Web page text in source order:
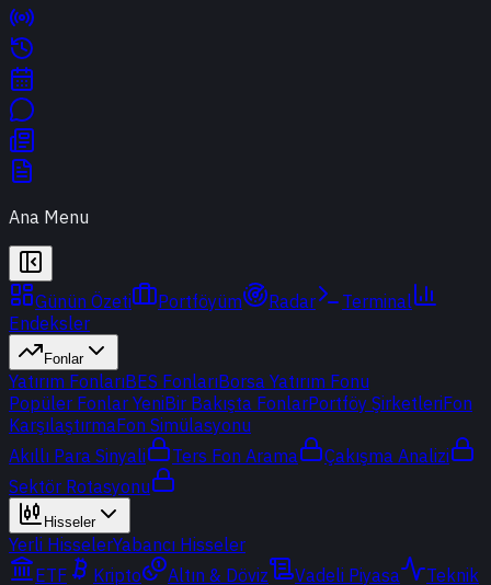
Ana Menu
Günün Özeti Portföyüm Radar
Terminal
Endeksler
Fonlar
Yatırım FonlarıBES FonlarıBorsa Yatırım Fonu
Popüler Fonlar YeniBir Bakışta FonlarPortföy ŞirketleriFon
KarşılaştırmaFon Simülasyonu
Akıllı Para Sinyali
Ters Fon Arama
Çakışma Analizi
Sektör Rotasyonu
Hisseler
Yerli HisselerYabancı Hisseler
ETF
Kripto Altın & Döviz Vadeli Piyasa
Teknik